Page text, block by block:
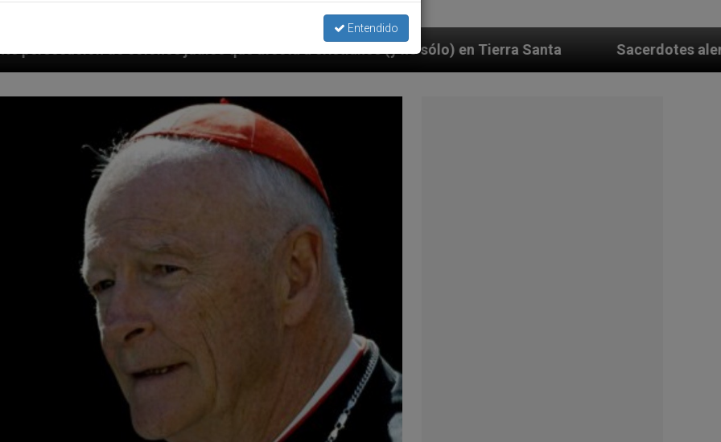
que afecta a cristianos (y no sólo) en Tierra Santa Sacerdotes alemanes fieles al Papa
Entendido